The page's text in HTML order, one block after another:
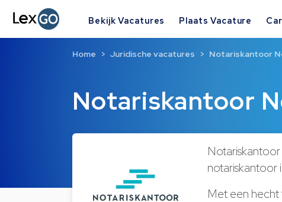
Bekijk Vacatures Plaats Vacature
Notariskantoor
Home Juridische vacatures Notariskantoor
notariskantoor
Met een hecht